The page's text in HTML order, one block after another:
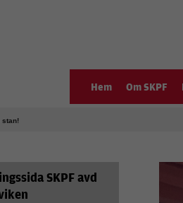
Hem Om SKPF
stan!
SKPF avd